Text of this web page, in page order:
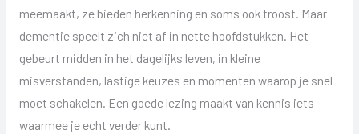
meemaakt, ze bieden herkenning en soms ook troost. Maar
dementie speelt zich niet af in nette hoofdstukken. Het
gebeurt midden in het dagelijks leven, in kleine
misverstanden, lastige keuzes en momenten waarop je snel
moet schakelen. Een goede lezing maakt van kennis iets
waarmee je echt verder kunt.